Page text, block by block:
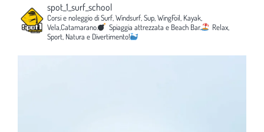
spot_1_surf_school
Corsi e noleggio di Surf, Windsurf, Sup, WingFoil, Kayak,
Vela,Catamarano.
Spiaggia attrezzata e Beach Bar.
Relax,
Sport, Natura e Divertimento!